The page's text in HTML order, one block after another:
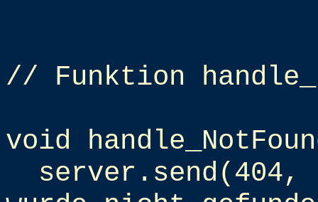
// Funktion
void